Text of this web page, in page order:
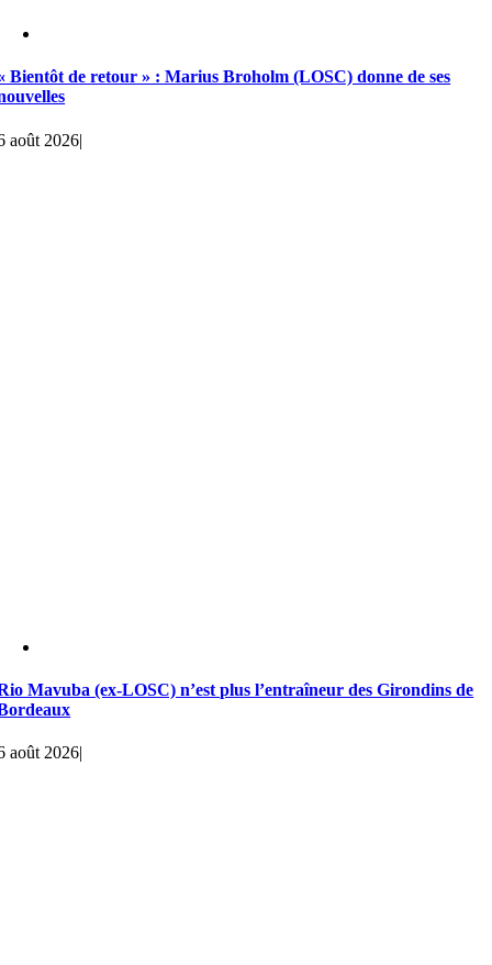
Bientôt de retour » : Marius Broholm (LOSC) donne de ses
août 2026|
Mavuba (ex-LOSC) n’est plus l’entraîneur des Girondins de
août 2026|